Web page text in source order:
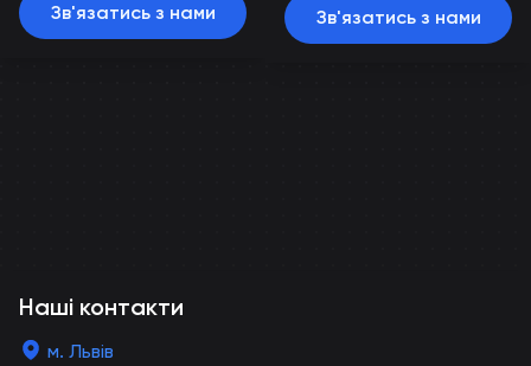
Зв'язатись з нами Зв'язатись з нами
Наші контакти
м. Львів